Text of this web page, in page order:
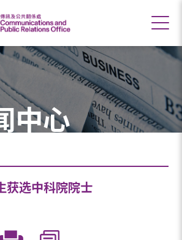
中心
获选中科院院士